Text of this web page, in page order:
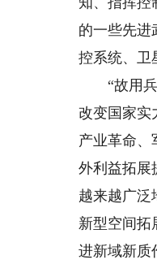
的一些先进
控系统、卫
“故用兵
改变国家实
产业革命、
外利益拓展
越来越广泛
新型空间拓
进新域新质